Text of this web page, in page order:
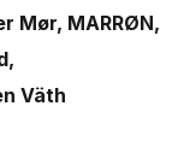
Mør, MARRØN,
Väth